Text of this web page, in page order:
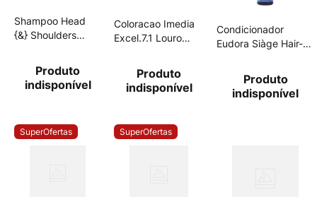
Shampoo Head
{&} Shoulders
Produto
indisponível
Coloracao Imedia
Excel.7.1 Louro
Produto
indisponível
Condicionador
Eudora Siàge Hair-
Produto
indisponível
SuperOfertas SuperOfertas